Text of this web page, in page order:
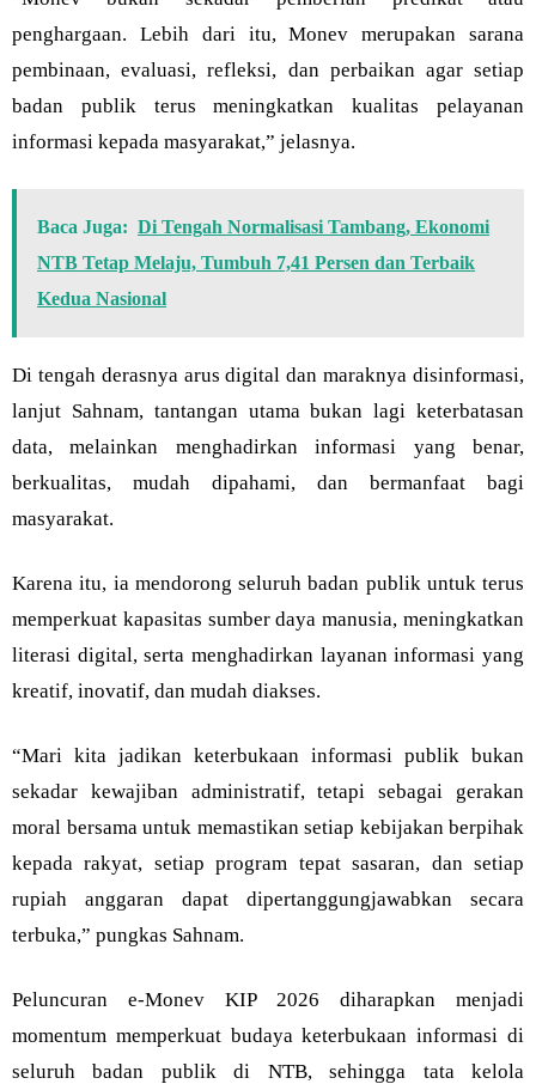
penghargaan. Lebih dari itu, Monev merupakan sarana
pembinaan, evaluasi, refleksi, dan perbaikan agar setiap
badan publik terus meningkatkan kualitas pelayanan
informasi kepada masyarakat,” jelasnya.
Baca Juga: Di Tengah Normalisasi Tambang, Ekonomi
NTB Tetap Melaju, Tumbuh 7,41 Persen dan Terbaik
Kedua Nasional
Di tengah derasnya arus digital dan maraknya disinformasi,
lanjut Sahnam, tantangan utama bukan lagi keterbatasan
data, melainkan menghadirkan informasi yang benar,
berkualitas, mudah dipahami, dan bermanfaat bagi
masyarakat.
Karena itu, ia mendorong seluruh badan publik untuk terus
memperkuat kapasitas sumber daya manusia, meningkatkan
literasi digital, serta menghadirkan layanan informasi yang
kreatif, inovatif, dan mudah diakses.
“Mari kita jadikan keterbukaan informasi publik bukan
sekadar kewajiban administratif, tetapi sebagai gerakan
moral bersama untuk memastikan setiap kebijakan berpihak
kepada rakyat, setiap program tepat sasaran, dan setiap
rupiah anggaran dapat dipertanggungjawabkan secara
terbuka,” pungkas Sahnam.
Peluncuran e-Monev KIP 2026 diharapkan menjadi
momentum memperkuat budaya keterbukaan informasi di
seluruh badan publik di NTB, sehingga tata kelola